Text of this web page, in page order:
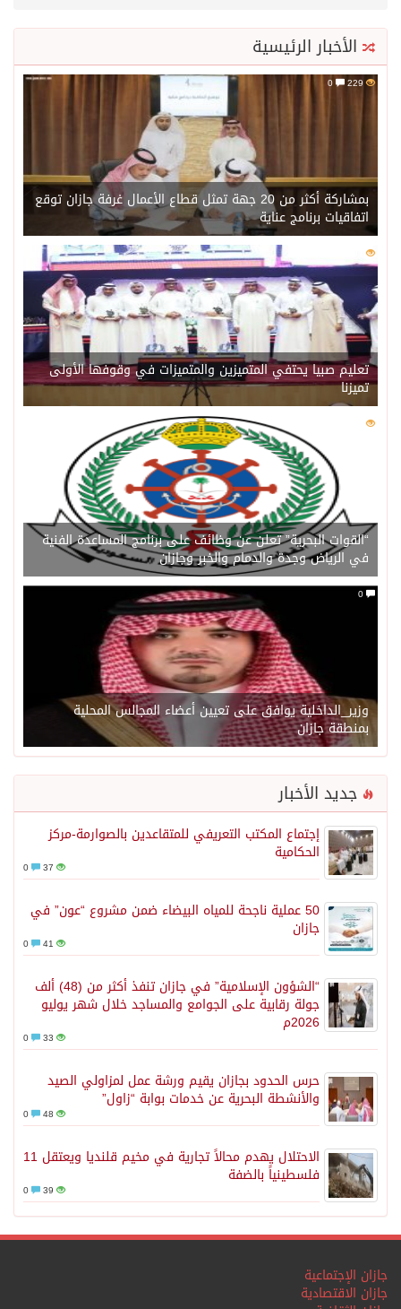
الأخبار الرئيسية
229
بمشاركة أكثر من 20 جهة تمثل قطاع الأعمال غرفة جازان توقع
اتفاقيات برنامج عناية
207
تعليم صبيا يحتفي المتميزين والمتميزات في وقوفها الأولى
تميزنا
202
“القوات البحرية” تعلن عن وظائف على برنامج المساعدة الفنية
في الرياض وجدة والدمام والخبر وجازان
وزير_الداخلية يوافق على تعيين أعضاء المجالس المحلية
بمنطقة جازان
جديد الأخبار
إجتماع المكتب التعريفي للمتقاعدين بالصوارمة-مركز
الحكامية
37
50 عملية ناجحة للمياه البيضاء ضمن مشروع “عون” في
جازان
41
“الشؤون الإسلامية” في جازان تنفذ أكثر من (48) ألف
جولة رقابية على الجوامع والمساجد خلال شهر يوليو
2026م
33
حرس الحدود بجازان يقيم ورشة عمل لمزاولي الصيد
والأنشطة البحرية عن خدمات بوابة “زاول”
48
الاحتلال يهدم محالاً تجارية في مخيم قلنديا ويعتقل 11
فلسطينياً بالضفة
39
جازان الإجتماعية
جازان الاقتصادية